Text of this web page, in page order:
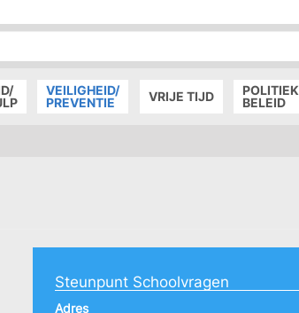
MENU
DE
PAGE
VEILIGHEID/
PREVENTIE
VRIJE TIJD
POLITIEK
BELEID
Steunpunt Schoolvragen
Adres